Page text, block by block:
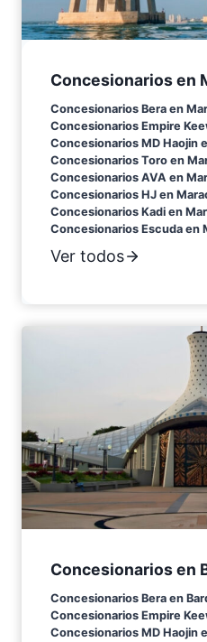
Concesionarios en
Concesionarios Bera en
Concesionarios Empire
Concesionarios MD Haojin
Concesionarios Toro en
Concesionarios AVA en
Concesionarios HJ en
Concesionarios Kadi en
Concesionarios Escuda en
Ver todos
Concesionarios en
Concesionarios Bera en
Concesionarios Empire
Concesionarios MD Haojin